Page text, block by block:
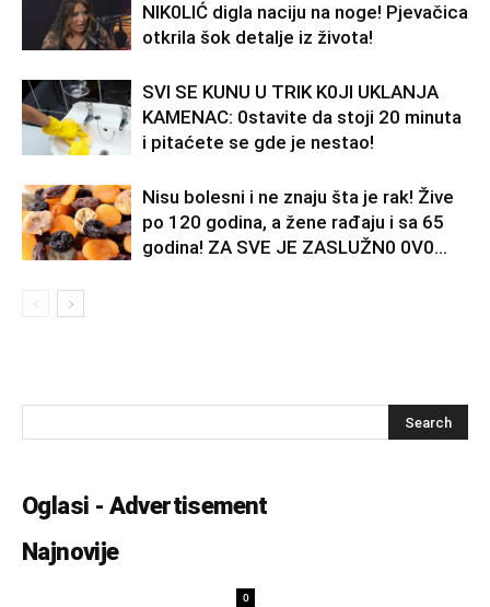
NlK0LlĆ digla naciju na noge! Pjevačica
otkrila šok detalje iz života!
SVl SE KUNU U TRlK K0Jl UKLANJA
KAMENAC: 0stavite da stoji 20 minuta
i pitaćete se gde je nestao!
Nisu bolesni i ne znaju šta je rak! Žive
po 120 godina, a žene rađaju i sa 65
godina! ZA SVE JE ZASLUŽN0 0V0...
Oglasi - Advertisement
Najnovije
0